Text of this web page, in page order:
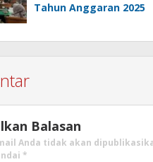
Tahun Anggaran 2025
Balasan
Anda tidak akan
*